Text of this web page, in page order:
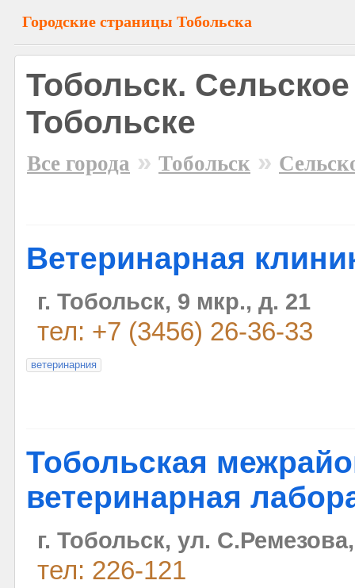
Городские страницы Тобольска
Тобольск.
Тобольске
Все города » Тобольск »
Ветеринарная
г. Тобольск, 9 мкр., д. 21
тел: +7 (3456) 26-36-33
ветеринарния
Тобольская
ветеринарная
г. Тобольск, ул.
тел: 226-121